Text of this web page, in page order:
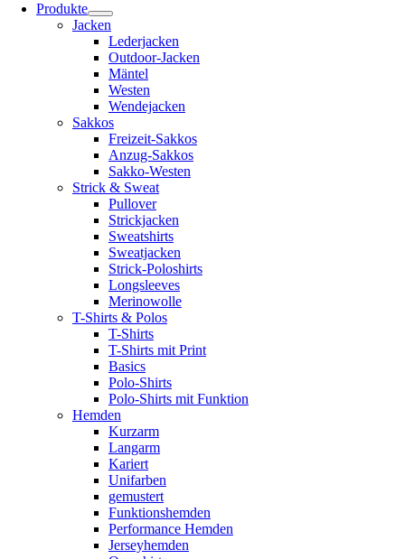
Produkte
Jacken
Lederjacken
Outdoor-Jacken
Mäntel
Westen
Wendejacken
Sakkos
Freizeit-Sakkos
Anzug-Sakkos
Sakko-Westen
Strick & Sweat
Pullover
Strickjacken
Sweatshirts
Sweatjacken
Strick-Poloshirts
Longsleeves
Merinowolle
T-Shirts & Polos
T-Shirts
T-Shirts mit Print
Basics
Polo-Shirts
Polo-Shirts mit Funktion
Hemden
Kurzarm
Langarm
Kariert
Unifarben
gemustert
Funktionshemden
Performance Hemden
Jerseyhemden